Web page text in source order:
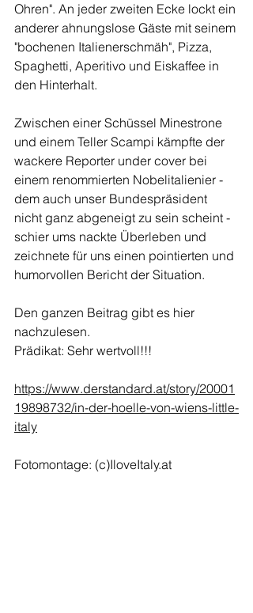
Ohren". An jeder zweiten Ecke lockt ein
anderer ahnungslose Gäste mit seinem
"bochenen Italienerschmäh", Pizza,
Spaghetti, Aperitivo und Eiskaffee in
den Hinterhalt.
Zwischen einer Schüssel Minestrone
und einem Teller Scampi kämpfte der
wackere Reporter under cover bei
einem renommierten Nobelitalienier -
dem auch unser Bundespräsident
nicht ganz abgeneigt zu sein scheint -
schier ums nackte Überleben und
zeichnete für uns einen pointierten und
humorvollen Bericht der Situation.
Den ganzen Beitrag gibt es hier
nachzulesen.
Prädikat: Sehr wertvoll!!!
https://www.derstandard.at/story/20001
19898732/in-der-hoelle-von-wiens-little-
italy
Fotomontage: (c)IloveItaly.at